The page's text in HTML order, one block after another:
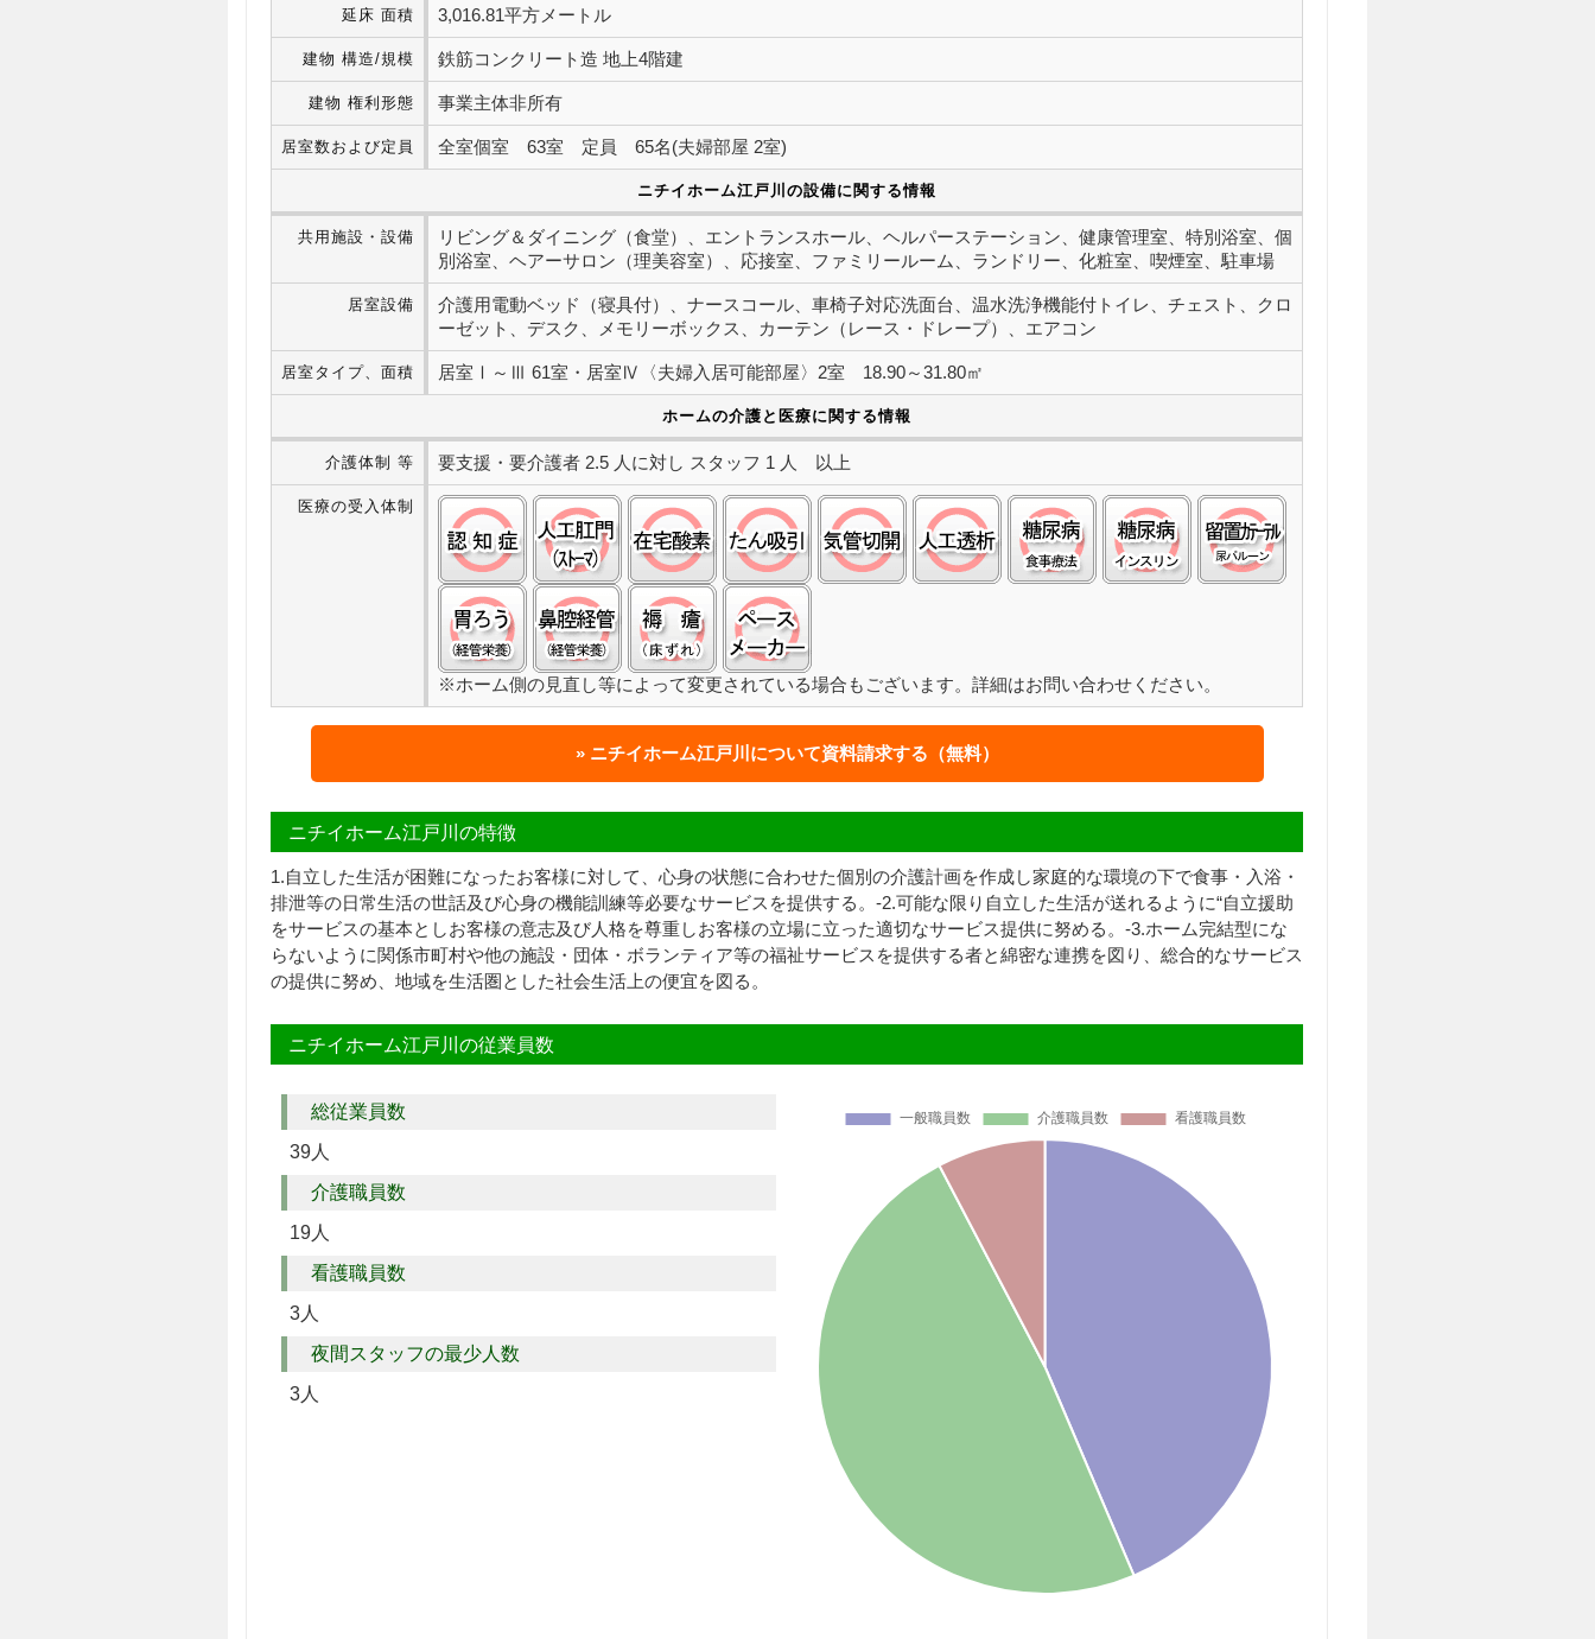
延床 面積 3,016.81平方メートル
建物 構造/規模 鉄筋コンクリート造 地上4階建
建物 権利形態 事業主体非所有
居室数および定員 全室個室 63室 定員 65名(夫婦部屋 2室)
ニチイホーム江戸川の設備に関する情報
共用施設・設備
リビング＆ダイニング（食堂）、エントランスホール、ヘルパーステーション、健康管理室、特別浴室、個
別浴室、ヘアーサロン（理美容室）、応接室、ファミリールーム、ランドリー、化粧室、喫煙室、駐車場
居室設備
介護用電動ベッド（寝具付）、ナースコール、車椅子対応洗面台、温水洗浄機能付トイレ、チェスト、クロ
ーゼット、デスク、メモリーボックス、カーテン（レース・ドレープ）、エアコン
居室タイプ、面積 居室Ⅰ～Ⅲ 61室・居室Ⅳ〈夫婦入居可能部屋〉2室 18.90～31.80㎡
ホームの介護と医療に関する情報
介護体制 等 要支援・要介護者 2.5 人に対し スタッフ 1 人 以上
医療の受入体制 認知症:○ ストーマ(人工肛門):○
在宅酸素:○ たん吸引:○ 気管切開:○ 人工透析:○ 糖尿病(食事):○糖尿病(インスリン):○
経管栄養(胃ろう):○経管栄養(鼻腔経管):○褥瘡（床ずれ）:○
※ホーム側の見直し等によって変更されている場合もございます。詳細はお問い合わせください。
ニチイホーム江戸川について資料請求する（無料）
ニチイホーム江戸川の特徴
1.自立した生活が困難になったお客様に対して、心身の状態に合わせた個別の介護計画を作成し家庭的な環境の下で食事・入浴・
排泄等の日常生活の世話及び心身の機能訓練等必要なサービスを提供する。-2.可能な限り自立した生活が送れるように“自立援助
をサービスの基本としお客様の意志及び人格を尊重しお客様の立場に立った適切なサービス提供に努める。-3.ホーム完結型にな
らないように関係市町村や他の施設・団体・ボランティア等の福祉サービスを提供する者と綿密な連携を図り、総合的なサービス
の提供に努め、地域を生活圏とした社会生活上の便宜を図る。
ニチイホーム江戸川の従業員数
総従業員数
39人
介護職員数
19人
看護職員数
3人
夜間スタッフの最少人数
3人